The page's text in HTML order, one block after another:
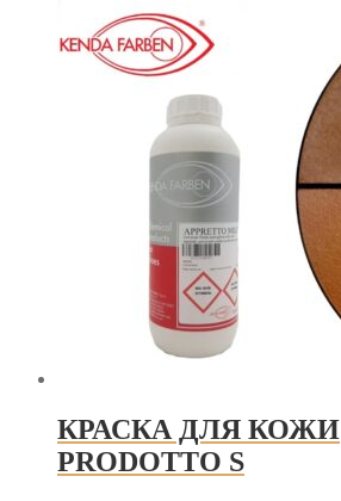
КРАСКА ДЛЯ КОЖИ
PRODOTTO S